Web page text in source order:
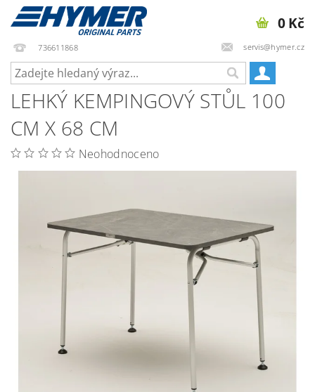
736611868 servis@hymer.cz
0 Kč
LEHKÝ KEMPINGOVÝ STŮL 100
CM X 68 CM
Neohodnoceno